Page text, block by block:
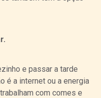
e passar a tarde
é a internet ou a energia
com comes e